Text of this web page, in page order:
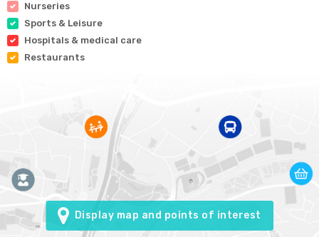
Nurseries
Sports & Leisure
Hospitals & medical care
Restaurants
Display map and points of interest